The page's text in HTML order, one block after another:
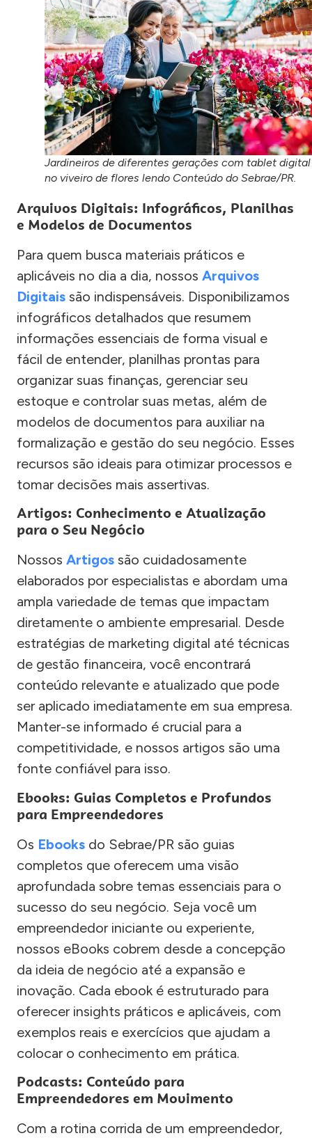
Jardineiros de diferentes gerações com tablet digital
no viveiro de flores lendo Conteúdo do Sebrae/PR.
Arquivos Digitais: Infográficos, Planilhas
e Modelos de Documentos
Para quem busca materiais práticos e
aplicáveis no dia a dia, nossos Arquivos
Digitais são indispensáveis. Disponibilizamos
infográficos detalhados que resumem
informações essenciais de forma visual e
fácil de entender, planilhas prontas para
organizar suas finanças, gerenciar seu
estoque e controlar suas metas, além de
modelos de documentos para auxiliar na
formalização e gestão do seu negócio. Esses
recursos são ideais para otimizar processos e
tomar decisões mais assertivas.
Artigos: Conhecimento e Atualização
para o Seu Negócio
Nossos Artigos são cuidadosamente
elaborados por especialistas e abordam uma
ampla variedade de temas que impactam
diretamente o ambiente empresarial. Desde
estratégias de marketing digital até técnicas
de gestão financeira, você encontrará
conteúdo relevante e atualizado que pode
ser aplicado imediatamente em sua empresa.
Manter-se informado é crucial para a
competitividade, e nossos artigos são uma
fonte confiável para isso.
Ebooks: Guias Completos e Profundos
para Empreendedores
Os Ebooks do Sebrae/PR são guias
completos que oferecem uma visão
aprofundada sobre temas essenciais para o
sucesso do seu negócio. Seja você um
empreendedor iniciante ou experiente,
nossos eBooks cobrem desde a concepção
da ideia de negócio até a expansão e
inovação. Cada ebook é estruturado para
oferecer insights práticos e aplicáveis, com
exemplos reais e exercícios que ajudam a
colocar o conhecimento em prática.
Podcasts: Conteúdo para
Empreendedores em Movimento
Com a rotina corrida de um empreendedor,